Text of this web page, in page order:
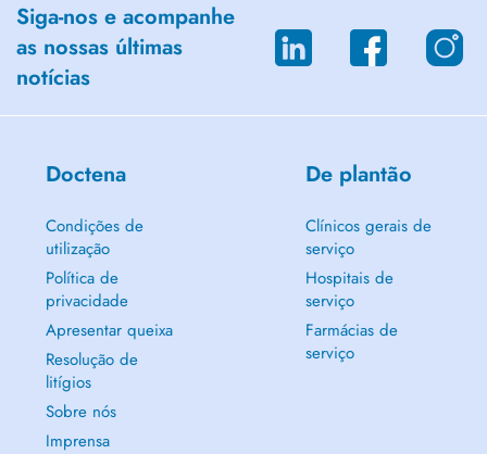
Siga-nos e acompanhe
as nossas últimas
notícias
Doctena
Condições de
utilização
Política de
privacidade
Apresentar queixa
Resolução de
litígios
Sobre nós
Imprensa
De plantão
Clínicos gerais de
serviço
Hospitais de
serviço
Farmácias de
serviço